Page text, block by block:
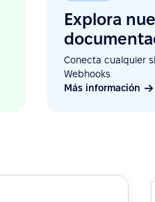
Explora
Conecta cualquier
Webhooks
Más información